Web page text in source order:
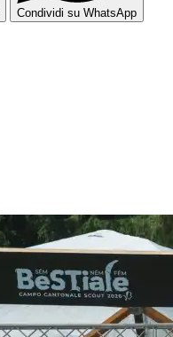
Condividi su WhatsApp